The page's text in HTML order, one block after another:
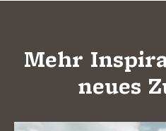
Mehr
neues